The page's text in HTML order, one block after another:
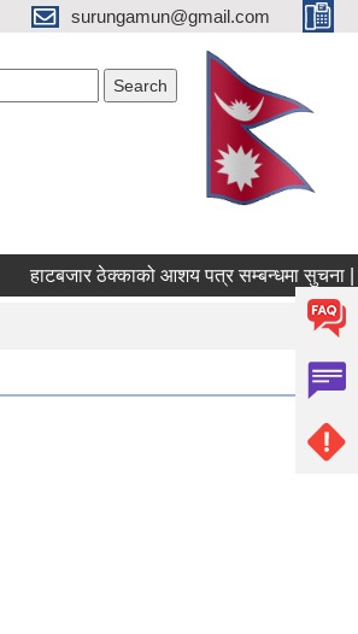
surungamun@gmail.com
हाटबजार ठेक्काको आशय पत्र सम्बन्धमा सुचना |